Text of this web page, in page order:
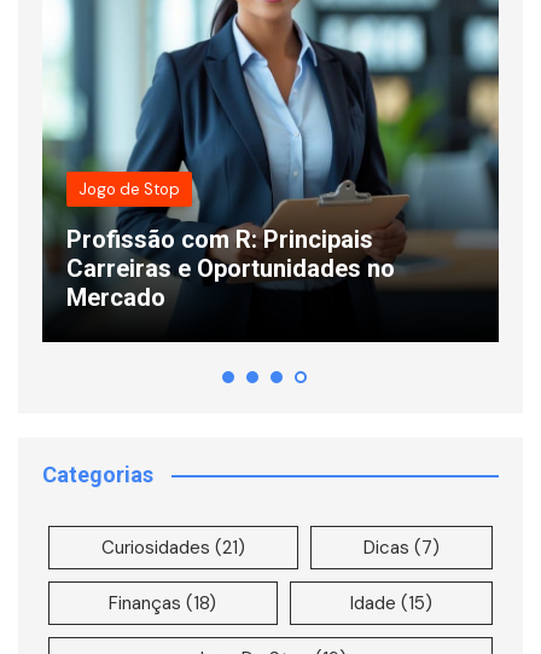
Jogo de Stop
Profissão com R: Principais
Carreiras e Oportunidades no
Mercado
Categorias
Curiosidades (21) Dicas (7)
Finanças (18) Idade (15)